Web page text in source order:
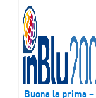
risarcimento
vittime
Chevron-Texaco
Buona la prima –